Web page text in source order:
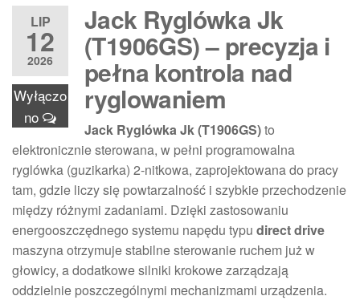
LIP
12
2026
Wyłączo
no
Jack Ryglówka Jk
(T1906GS) – precyzja i
pełna kontrola nad
ryglowaniem
Jack Ryglówka Jk (T1906GS)to
elektronicznie sterowana, w pełni programowalna
ryglówka (guzikarka) 2-nitkowa, zaprojektowana do pracy
tam, gdzie liczy się powtarzalność i szybkie przechodzenie
między różnymi zadaniami. Dzięki zastosowaniu
energooszczędnego systemu napędu typu direct drive
maszyna otrzymuje stabilne sterowanie ruchem już w
głowicy, a dodatkowe silniki krokowe zarządzają
oddzielnie poszczególnymi mechanizmami urządzenia.